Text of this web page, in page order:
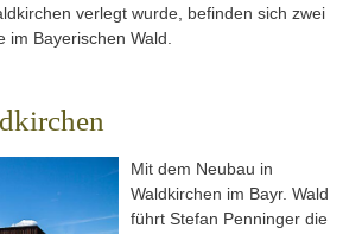
verlegt wurde, befinden sich zwei
Bayerischen Wald.
Mit dem Neubau in
Waldkirchen im Bayr. Wald
führt Stefan Penninger die